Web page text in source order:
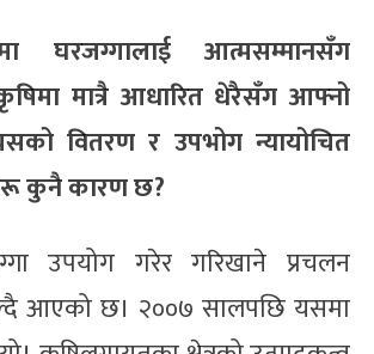
घरजग्गालाई आत्मसम्मानसँग
मात्रै आधारित धेरैसँग आफ्नो
वितरण र उपभोग न्यायोचित
कुनै कारण छ?
उपयोग गरेर गरिखाने प्रचलन
आएको छ। २००७ सालपछि यसमा